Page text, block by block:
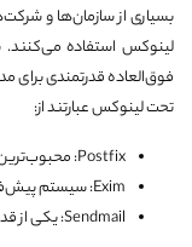
لینوکس استفاده می‌کنند.
فوق‌العاده قدرتمندی برای
تحت لینوکس عبارتند از:
Postfix: محبوب‌ترین، سریع‌ترین و امن‌ترین میل سرور لینوکسی.
Exim: سیستم پیش‌فرض در کنترل‌پنل‌هایی مانند سی‌پنل (cPanel).
Sendmail: یکی از قدیمی‌ترین و اصیل‌ترین میل سرورهای لینوکس.